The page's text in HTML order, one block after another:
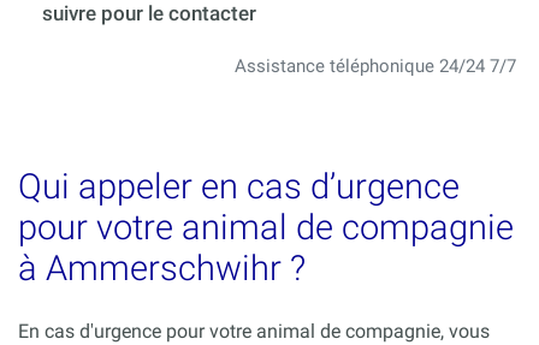
suivre pour le contacter
Assistance téléphonique 24/24 7/7
Qui appeler en cas d’urgence
pour votre animal de compagnie
à Ammerschwihr ?
En cas d'urgence pour votre animal de compagnie, vous